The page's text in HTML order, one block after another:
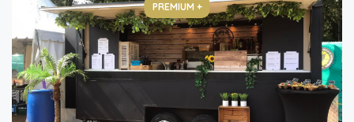
PREMIUM +